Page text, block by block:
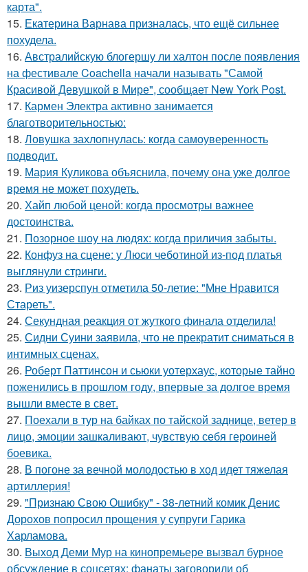
карта".
15. Екатерина Варнава призналась, что ещё сильнее
похудела.
16. Австралийскую блогершу ли халтон после появления
на фестивале Coachella начали называть "Самой
Красивой Девушкой в Мире", сообщает New York Post.
17. Кармен Электра активно занимается
благотворительностью:
18. Ловушка захлопнулась: когда самоуверенность
подводит.
19. Мария Куликова объяснила, почему она уже долгое
время не может похудеть.
20. Хайп любой ценой: когда просмотры важнее
достоинства.
21. Позорное шоу на людях: когда приличия забыты.
22. Конфуз на сцене: у Люси чеботиной из-под платья
выглянули стринги.
23. Риз уизерспун отметила 50-летие: "Мне Нравится
Стареть".
24. Секундная реакция от жуткого финала отделила!
25. Сидни Суини заявила, что не прекратит сниматься в
интимных сценах.
26. Роберт Паттинсон и сьюки уотерхаус, которые тайно
поженились в прошлом году, впервые за долгое время
вышли вместе в свет.
27. Поехали в тур на байках по тайской заднице, ветер в
лицо, эмоции зашкаливают, чувствую себя героиней
боевика.
28. В погоне за вечной молодостью в ход идет тяжелая
артиллерия!
29. "Признаю Свою Ошибку" - 38-летний комик Денис
Дорохов попросил прощения у супруги Гарика
Харламова.
30. Выход Деми Мур на кинопремьере вызвал бурное
обсуждение в соцсетях: фанаты заговорили об